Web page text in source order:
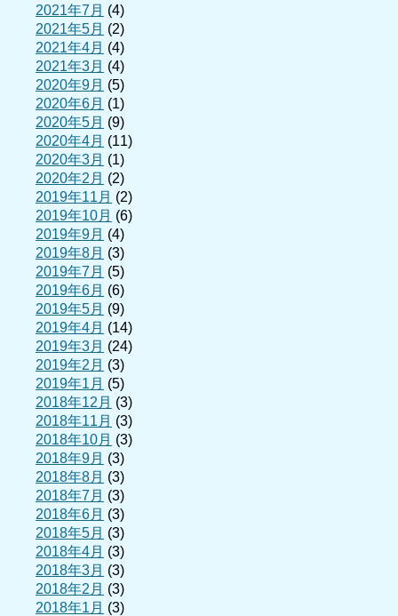
2021年7月 (4)
2021年5月 (2)
2021年4月 (4)
2021年3月 (4)
2020年9月 (5)
2020年6月 (1)
2020年5月 (9)
2020年4月 (11)
2020年3月 (1)
2020年2月 (2)
2019年11月 (2)
2019年10月 (6)
2019年9月 (4)
2019年8月 (3)
2019年7月 (5)
2019年6月 (6)
2019年5月 (9)
2019年4月 (14)
2019年3月 (24)
2019年2月 (3)
2019年1月 (5)
2018年12月 (3)
2018年11月 (3)
2018年10月 (3)
2018年9月 (3)
2018年8月 (3)
2018年7月 (3)
2018年6月 (3)
2018年5月 (3)
2018年4月 (3)
2018年3月 (3)
2018年2月 (3)
2018年1月 (3)